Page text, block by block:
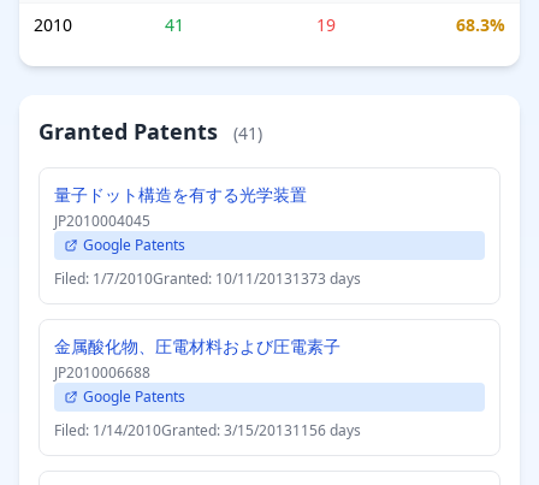
2010
41 19 68.3%
Granted Patents (41)
量子ドット構造を有する光学装置
JP2010004045
Google Patents
Filed: 1/7/2010Granted: 10/11/20131373 days
金属酸化物、圧電材料および圧電素子
JP2010006688
Google Patents
Filed: 1/14/2010Granted: 3/15/20131156 days